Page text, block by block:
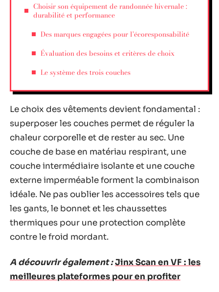
Choisir son équipement de randonnée hivernale :
durabilité et performance
Des marques engagées pour l’écoresponsabilité
Évaluation des besoins et critères de choix
Le système des trois couches
Le choix des vêtements devient fondamental :
superposer les couches permet de réguler la
chaleur corporelle et de rester au sec. Une
couche de base en matériau respirant, une
couche intermédiaire isolante et une couche
externe imperméable forment la combinaison
idéale. Ne pas oublier les accessoires tels que
les gants, le bonnet et les chaussettes
thermiques pour une protection complète
contre le froid mordant.
A découvrir également :Jinx Scan en VF : les
meilleures plateformes pour en profiter